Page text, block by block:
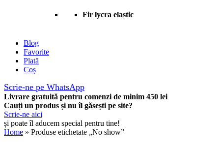
Fir lycra elastic
Blog
Favorite
Plată
Coș
Scrie-ne pe WhatsApp
Livrare gratuită pentru comenzi de minim 450 lei
Cauți un produs și nu îl găsești pe site?
Scrie-ne aici
și poate îl aducem special pentru tine!
Home » Produse etichetate „No show”